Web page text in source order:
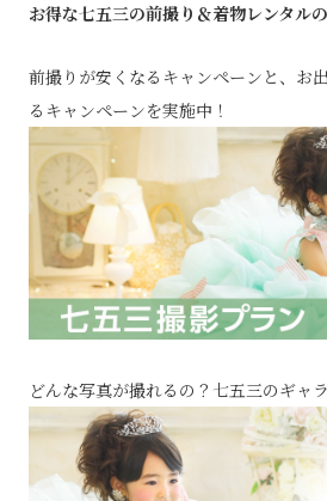
お得な七五三の前撮り＆着物レンタル
前撮りが安くなるキャンペーンと、お
るキャンペーンを実施中！
どんな写真が撮れるの？七五三のギャ